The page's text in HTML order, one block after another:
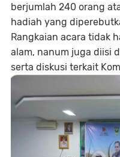
berjumlah 240 orang
hadiah yang
Rangkaian acara tidak
alam, nanum juga diisi
serta diskusi terkait